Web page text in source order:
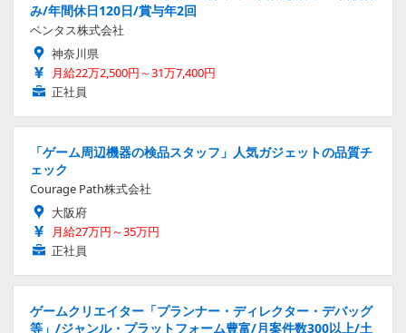
み/年間休日120日/賞与年2回
ベンタス株式会社
神奈川県
月給22万2,500円～31万7,400円
正社員
「ゲーム周辺機器の検品スタッフ」人気ガジェットの品質チ
ェック
Courage Path株式会社
大阪府
月給27万円～35万円
正社員
ゲームクリエイター「プランナー・ディレクター・デバッグ
等」/ジャンル・プラットフォーム豊富/月案件数300以上/土